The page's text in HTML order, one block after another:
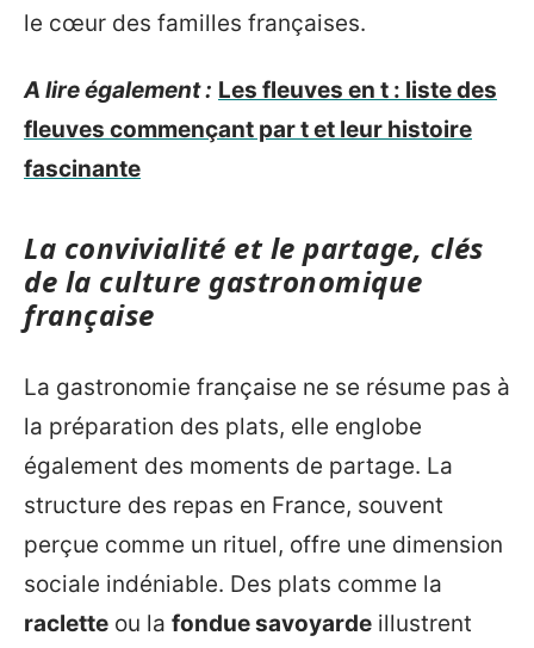
le cœur des familles françaises.
A lire également : Les fleuves en t : liste des
fleuves commençant par t et leur histoire
fascinante
La convivialité et le partage, clés
de la culture gastronomique
française
La gastronomie française ne se résume pas à
la préparation des plats, elle englobe
également des moments de partage. La
structure des repas en France, souvent
perçue comme un rituel, offre une dimension
sociale indéniable. Des plats comme la
raclette ou la fondue savoyarde illustrent